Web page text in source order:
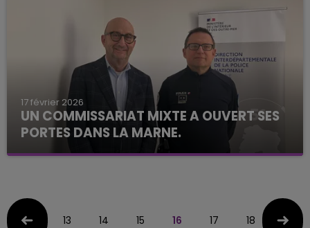
17 février 2026
UN COMMISSARIAT MIXTE A OUVERT SES
PORTES DANS LA MARNE.
13 14 15 16 17 18 19